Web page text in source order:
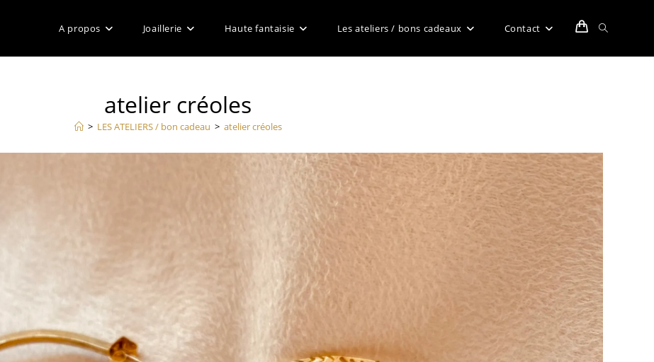
A propos Joaillerie Haute fantaisie Les ateliers / bons cadeaux Contact Toggle
atelier créoles
> LES ATELIERS / bon cadeau > atelier créoles